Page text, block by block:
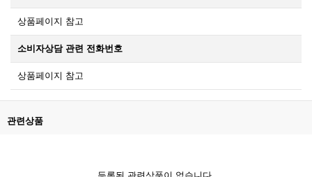
상품페이지 참고
소비자상담 관련 전화번호
상품페이지 참고
관련상품